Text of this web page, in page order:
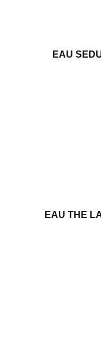
EAU
EAU THE